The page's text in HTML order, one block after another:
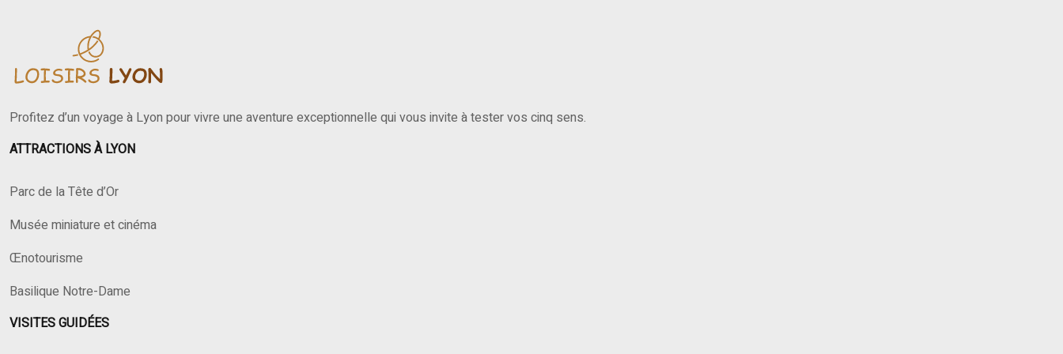
Profitez d’un voyage à Lyon pour vivre une aventure exceptionnelle qui vous invite à tester vos cinq sens.
ATTRACTIONS À LYON
Parc de la Tête d’Or
Musée miniature et cinéma
Œnotourisme
Basilique Notre-Dame
VISITES GUIDÉES